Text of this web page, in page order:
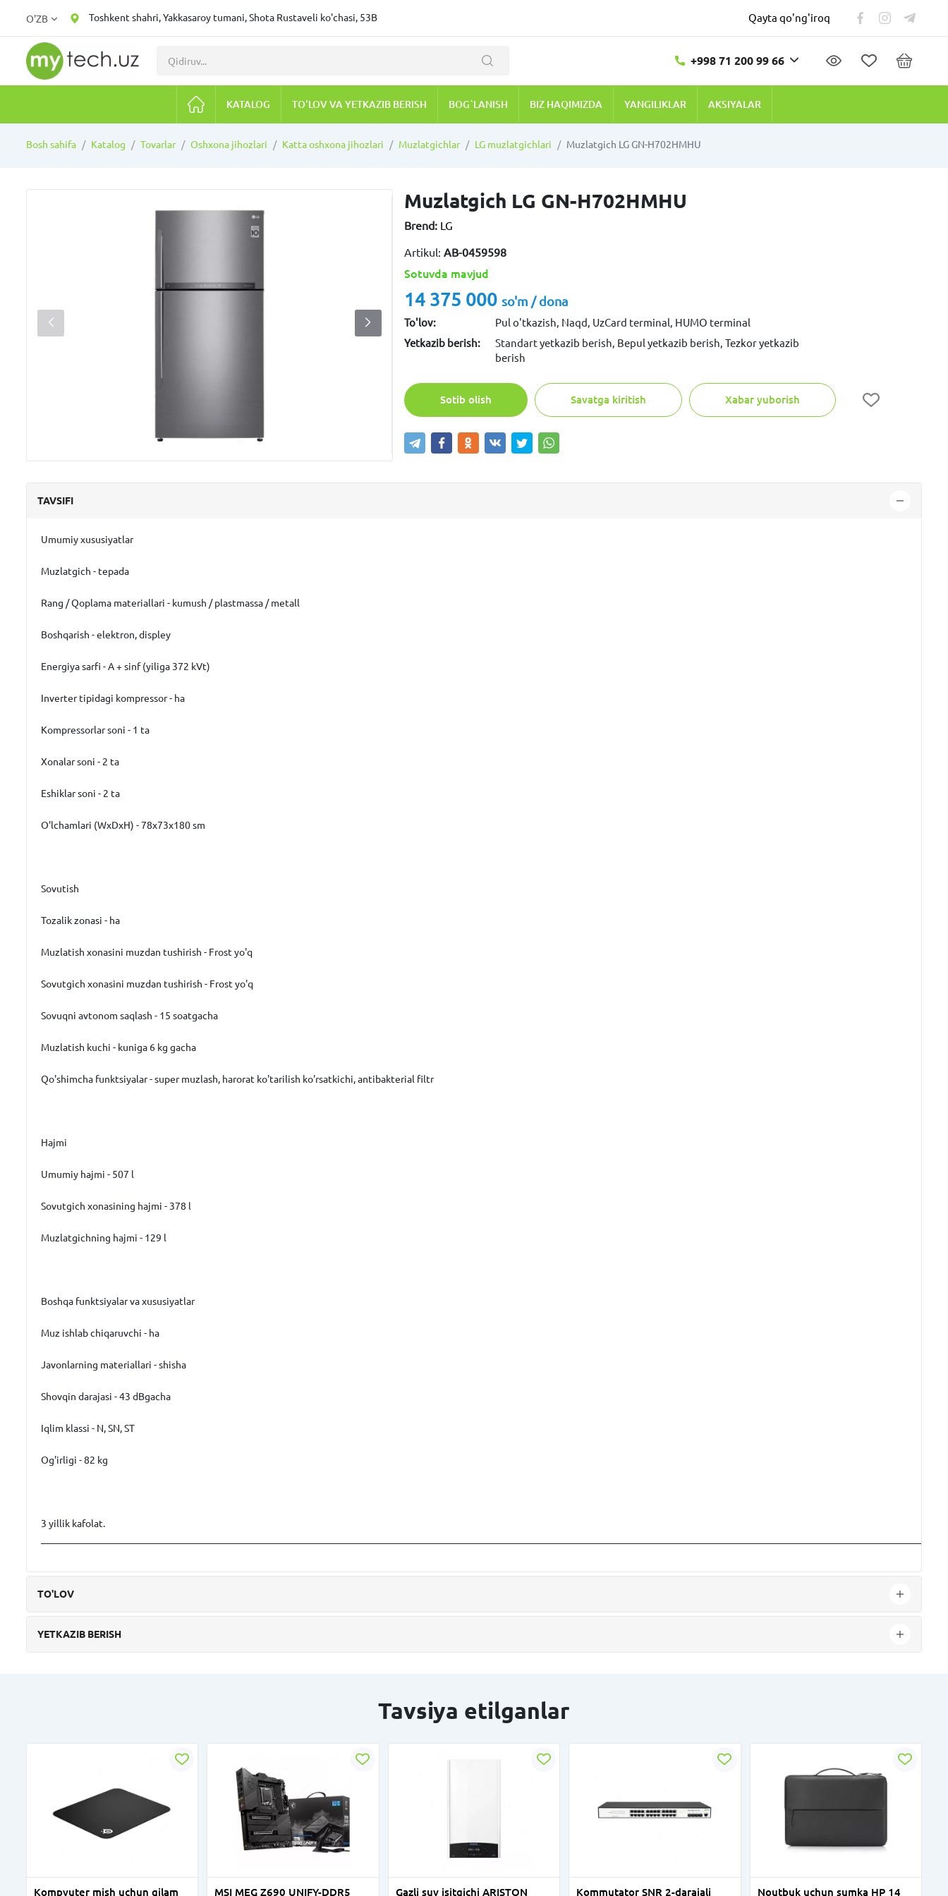
O'ZB Toshkent shahri, Yakkasaroy tumani, Shota Rustaveli ko'chasi, 53B Qayta qo'ng'iroq
+998 71 200 99 66
KATALOG TO'LOV VA YETKAZIB BERISH BOG`LANISH BIZ HAQIMIZDA YANGILIKLAR AKSIYALAR
Bosh sahifa Katalog Tovarlar Oshxona jihozlari Katta oshxona jihozlari Muzlatgichlar LG muzlatgichlari Muzlatgich LG GN-H702HMHU
Muzlatgich LG GN-H702HMHU
Brend: LG
Artikul: AB-0459598
Sotuvda mavjud
14 375 000 so'm / dona
To'lov:
Pul o'tkazish, Naqd, UzCard terminal, HUMO terminal
Yetkazib berish:
Standart yetkazib berish, Bepul yetkazib berish, Tezkor yetkazib
berish
Sotib olish Savatga kiritish Xabar yuborish
TAVSIFI
Umumiy xususiyatlar
Muzlatgich - tepada
Rang / Qoplama materiallari - kumush / plastmassa / metall
Boshqarish - elektron, displey
Energiya sarfi - A + sinf (yiliga 372 kVt)
Inverter tipidagi kompressor - ha
Kompressorlar soni - 1 ta
Xonalar soni - 2 ta
Eshiklar soni - 2 ta
O'lchamlari (WxDxH) - 78x73x180 sm
Sovutish
Tozalik zonasi - ha
Muzlatish xonasini muzdan tushirish - Frost yo'q
Sovutgich xonasini muzdan tushirish - Frost yo'q
Sovuqni avtonom saqlash - 15 soatgacha
Muzlatish kuchi - kuniga 6 kg gacha
Qo'shimcha funktsiyalar - super muzlash, harorat ko'tarilish ko'rsatkichi, antibakterial filtr
Hajmi
Umumiy hajmi - 507 l
Sovutgich xonasining hajmi - 378 l
Muzlatgichning hajmi - 129 l
Boshqa funktsiyalar va xususiyatlar
Muz ishlab chiqaruvchi - ha
Javonlarning materiallari - shisha
Shovqin darajasi - 43 dBgacha
Iqlim klassi - N, SN, ST
Og'irligi - 82 kg
3 yillik kafolat.
TO'LOV
YETKAZIB BERISH
Tavsiya etilganlar
Kompyuter mish uchun gilam MSI MEG Z690 UNIFY-DDR5 Gazli suv isitgichi ARISTON Kommutator SNR 2-darajali Noutbuk uchun sumka HP 14